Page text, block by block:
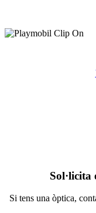
Sol·licita
Si tens una òptica,